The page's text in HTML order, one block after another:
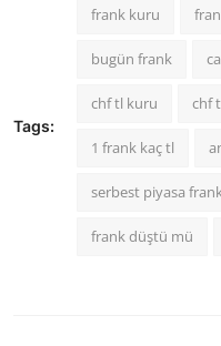
Tags:
frank kuru
bugün frank
chf tl kuru chf
1 frank kaç tl
serbest piyasa
frank düştü mü